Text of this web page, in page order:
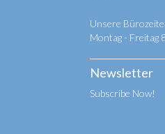
Unsere
Montag - Freitag
Newsletter
Subscribe Now!